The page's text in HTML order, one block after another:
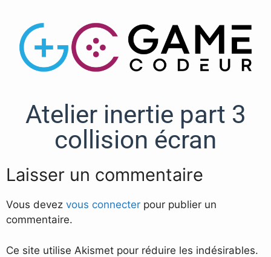
Atelier inertie part 3
collision écran
Laisser un commentaire
Vous devez vous connecter pour publier un
commentaire.
Ce site utilise Akismet pour réduire les indésirables.